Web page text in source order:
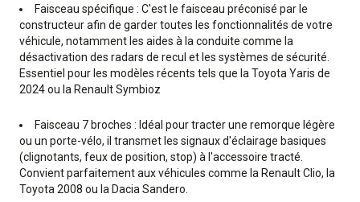
Faisceau spécifique : C'est le faisceau préconisé par le
constructeur afin de garder toutes les fonctionnalités de votre
véhicule, notamment les aides à la conduite comme la
désactivation des radars de recul et les systèmes de sécurité.
Essentiel pour les modèles récents tels que la Toyota Yaris de
2024 ou la Renault Symbioz
Faisceau 7 broches : Idéal pour tracter une remorque légère
ou un porte-vélo, il transmet les signaux d'éclairage basiques
(clignotants, feux de position, stop) à l'accessoire tracté.
Convient parfaitement aux véhicules comme la Renault Clio, la
Toyota 2008 ou la Dacia Sandero.